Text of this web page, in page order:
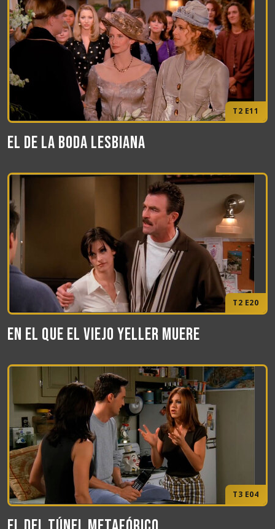
T2 E11
El de la boda lesbiana
T2 E20
En el que el viejo Yeller muere
T3 E04